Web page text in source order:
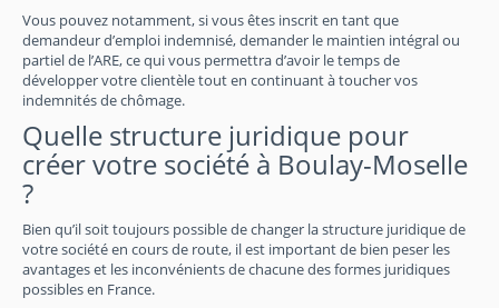
Vous pouvez notamment, si vous êtes inscrit en tant que
demandeur d’emploi indemnisé, demander le maintien intégral ou
partiel de l’ARE, ce qui vous permettra d’avoir le temps de
développer votre clientèle tout en continuant à toucher vos
indemnités de chômage.
Quelle structure juridique pour
créer votre société à Boulay-Moselle
?
Bien qu’il soit toujours possible de changer la structure juridique de
votre société en cours de route, il est important de bien peser les
avantages et les inconvénients de chacune des formes juridiques
possibles en France.